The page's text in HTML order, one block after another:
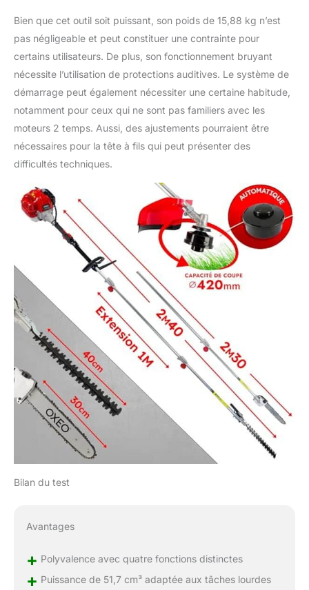
Bien que cet outil soit puissant, son poids de 15,88 kg n’est
pas négligeable et peut constituer une contrainte pour
certains utilisateurs. De plus, son fonctionnement bruyant
nécessite l’utilisation de protections auditives. Le système de
démarrage peut également nécessiter une certaine habitude,
notamment pour ceux qui ne sont pas familiers avec les
moteurs 2 temps. Aussi, des ajustements pourraient être
nécessaires pour la tête à fils qui peut présenter des
difficultés techniques.
Bilan du test
Avantages
+ Polyvalence avec quatre fonctions distinctes
+ Puissance de 51,7 cm³ adaptée aux tâches lourdes